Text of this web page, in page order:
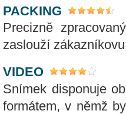
PACKING
Precizně
zaslouží
VIDEO
Snímek disponuje
formátem, v němž